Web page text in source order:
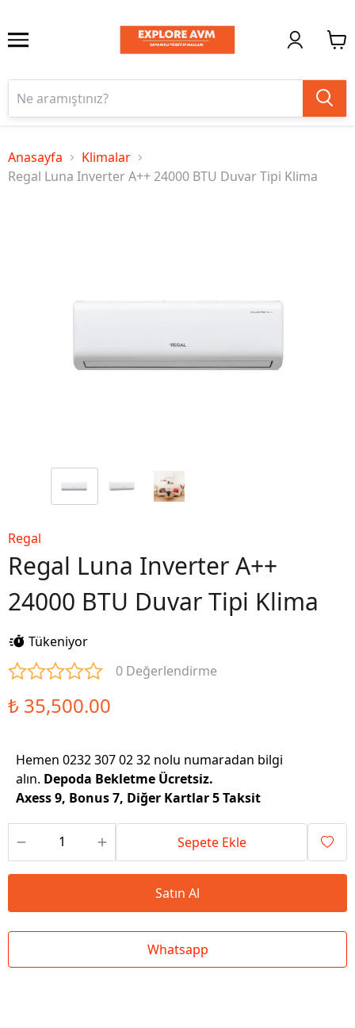
Anasayfa
Klimalar
Regal Luna Inverter A++ 24000 BTU Duvar Tipi Klima
Regal
Regal Luna Inverter A++
24000 BTU Duvar Tipi Klima
Tükeniyor
0 Değerlendirme
₺ 35,500.00
Hemen 0232 307 02 32 nolu numaradan bilgi
alın. Depoda Bekletme Ücretsiz.
Axess 9, Bonus 7, Diğer Kartlar 5 Taksit
Sepete Ekle
Satın Al
Whatsapp